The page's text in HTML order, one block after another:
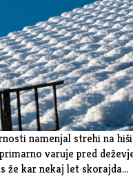
namenjal strehi na
varuje pred
že kar nekaj let skorajda…